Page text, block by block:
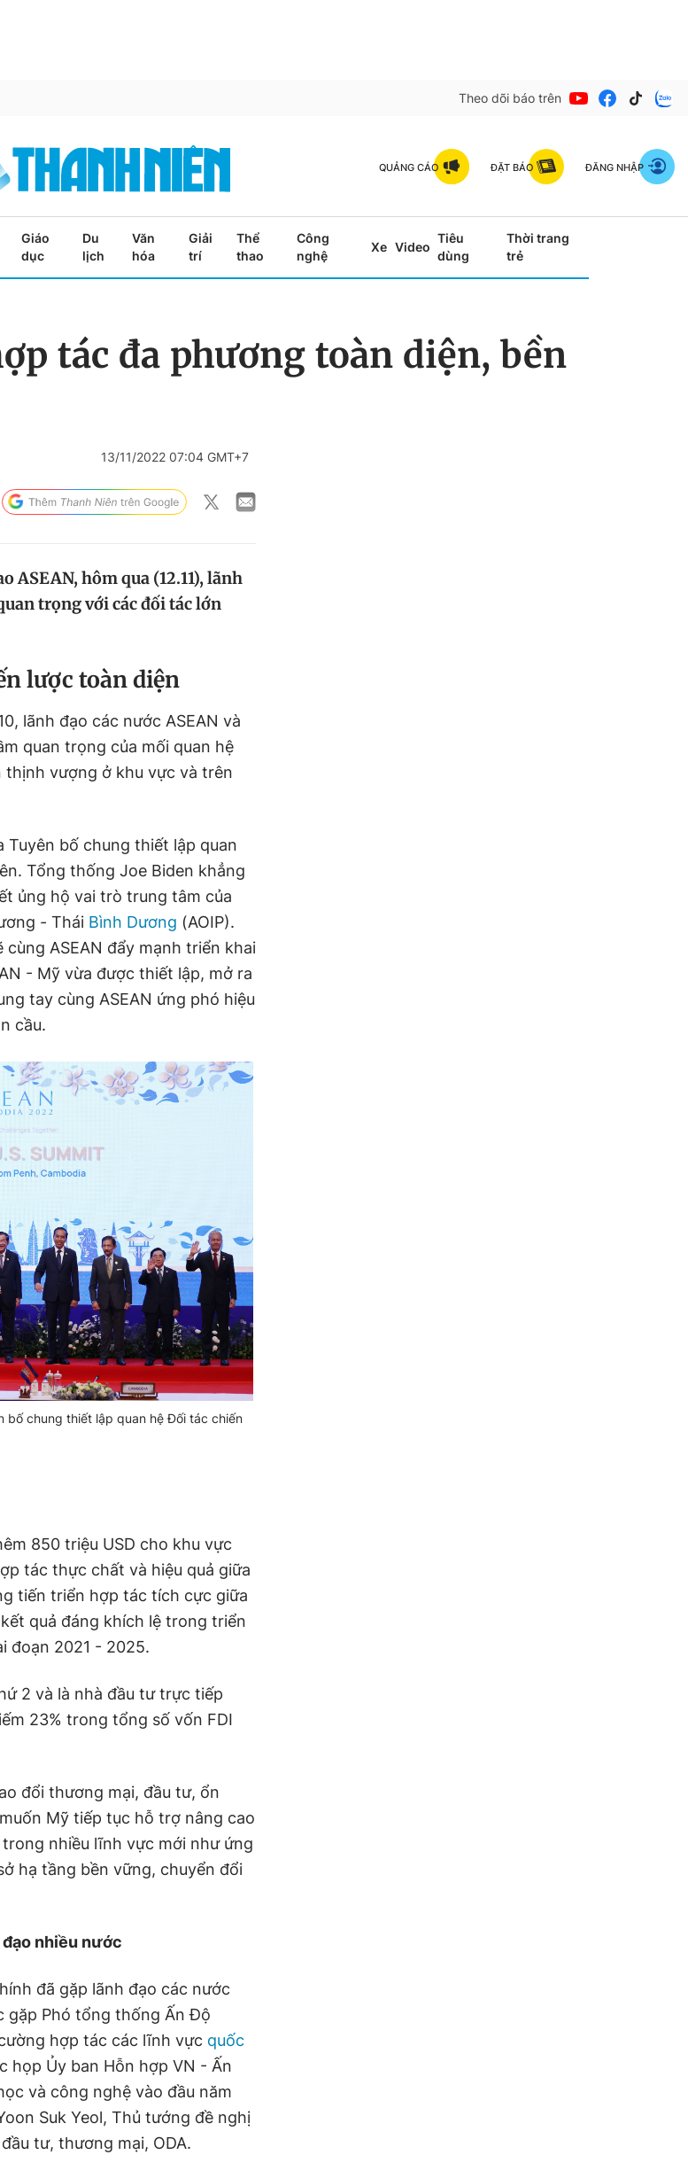
Theo dõi báo trên
QUẢNG CÁO ĐẶT BÁO ĐĂNG NHẬP
Giáo
dục
Du
lịch
Văn
hóa
Giải
trí
Thể
thao
Công
nghệ
Xe Video
Tiêu
dùng
Thời trang
trẻ
tác đa phương toàn diện, bền
13/11/2022 07:04 GMT+7
hôm qua (12.11), lãnh
trọng với các đối tác lớn
lược toàn diện
lãnh đạo các nước ASEAN và
quan trọng của mối quan hệ
vượng ở khu vực và trên
Tuyên bố chung thiết lập quan
Tổng thống Joe Biden khẳng
ủng hộ vai trò trung tâm của
- Thái Bình Dương (AOIP).
ASEAN đẩy mạnh triển khai
- Mỹ vừa được thiết lập, mở ra
tay cùng ASEAN ứng phó hiệu
cầu.
bố chung thiết lập quan hệ Đối tác chiến
850 triệu USD cho khu vực
tác thực chất và hiệu quả giữa
tiến triển hợp tác tích cực giữa
quả đáng khích lệ trong triển
đoạn 2021 - 2025.
2 và là nhà đầu tư trực tiếp
23% trong tổng số vốn FDI
đổi thương mại, đầu tư, ổn
Mỹ tiếp tục hỗ trợ nâng cao
nhiều lĩnh vực mới như ứng
hạ tầng bền vững, chuyển đổi
nhiều nước
đã gặp lãnh đạo các nước
gặp Phó tổng thống Ấn Độ
hợp tác các lĩnh vực quốc
họp Ủy ban Hỗn hợp VN - Ấn
và công nghệ vào đầu năm
Suk Yeol, Thủ tướng đề nghị
tư, thương mại, ODA.